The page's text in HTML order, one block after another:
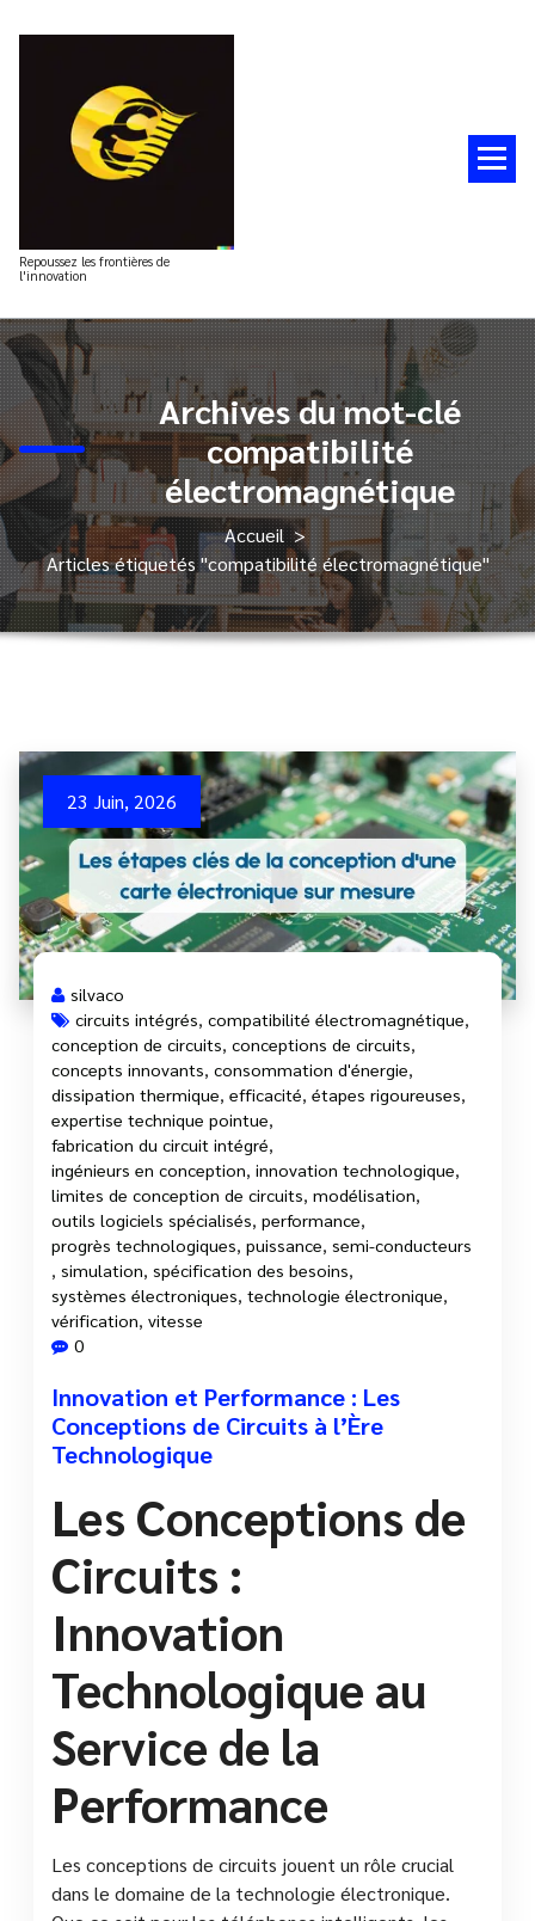
Repoussez les frontières de
l'innovation
Archives du mot-clé
compatibilité
électromagnétique
Accueil>
Articles étiquetés "compatibilité électromagnétique"
23 Juin, 2026
silvaco
circuits intégrés compatibilité électromagnétique
conception de circuits conceptions de circuits
concepts innovants consommation d'énergie
dissipation thermique efficacité étapes rigoureuses
expertise technique pointue
fabrication du circuit intégré
ingénieurs en conception innovation technologique
limites de conception de circuits modélisation
outils logiciels spécialisés performance
progrès technologiques puissance semi-conducteurs
simulation spécification des besoins
systèmes électroniques technologie électronique
vérification vitesse
0
Innovation et Performance : Les
Conceptions de Circuits à l’Ère
Technologique
Les Conceptions de
Circuits :
Innovation
Technologique au
Service de la
Performance
Les conceptions de circuits jouent un rôle crucial
dans le domaine de la technologie électronique.